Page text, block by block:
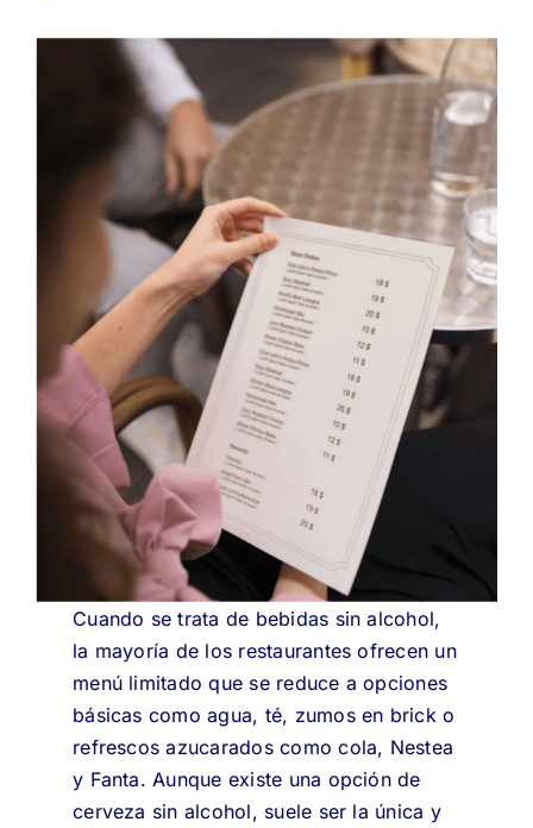
Cuando se trata de bebidas sin alcohol,
la mayoría de los restaurantes ofrecen un
menú limitado que se reduce a opciones
básicas como agua, té, zumos en brick o
refrescos azucarados como cola, Nestea
y Fanta. Aunque existe una opción de
cerveza sin alcohol, suele ser la única y